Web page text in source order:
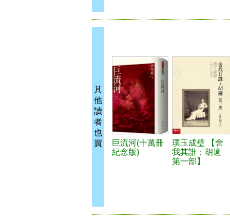
其
他
讀
者
也
買
巨流河(十萬冊
紀念版)
璞玉成璧 【舍
我其誰：胡適
第一部】